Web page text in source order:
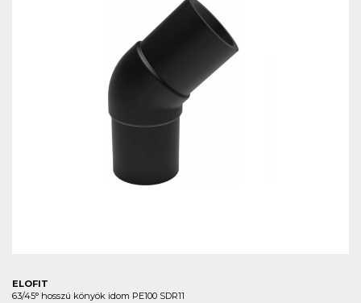
ELOFIT
63/45° hosszú könyök idom PE100 SDR11